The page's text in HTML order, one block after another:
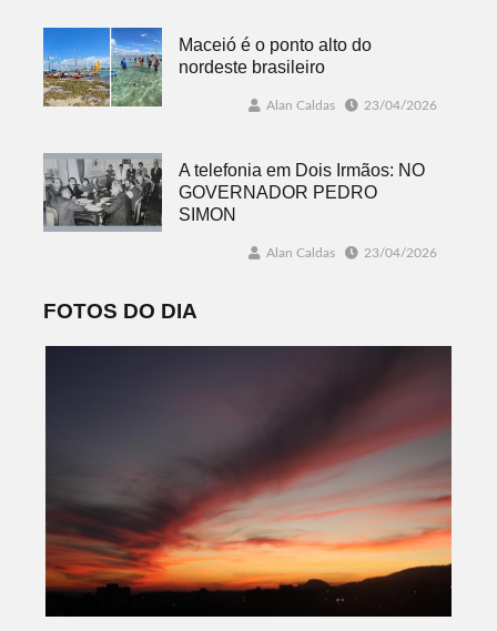
Maceió é o ponto alto do
nordeste brasileiro
Alan Caldas 23/04/2026
A telefonia em Dois Irmãos: NO
GOVERNADOR PEDRO
SIMON
Alan Caldas 23/04/2026
FOTOS DO DIA